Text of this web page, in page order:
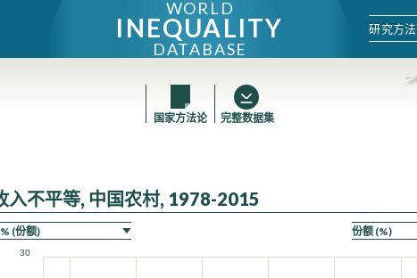
WORLD
INEQUALITY
DATABASE
研究方法
国家方法论 完整数据集
收入不平等, 中国农村, 1978-2015
30